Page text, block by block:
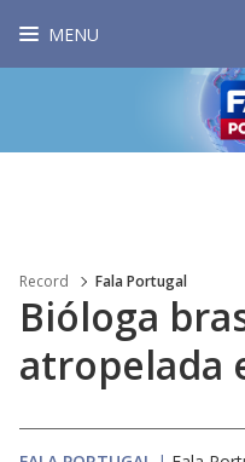
MENU
Record Fala Portugal
Bióloga
atropelada